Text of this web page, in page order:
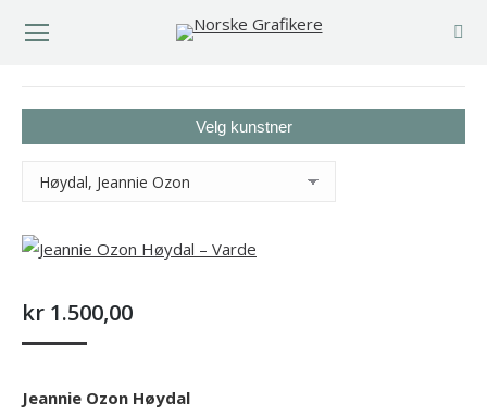
Velg kunstner
kr 1.500,00
Jeannie Ozon Høydal